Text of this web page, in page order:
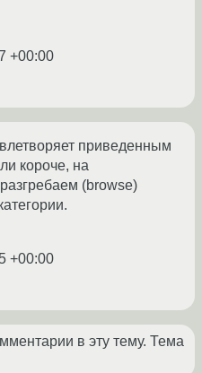
+00:00
приведенным
короче, на
(browse)
+00:00
в эту тему. Тема